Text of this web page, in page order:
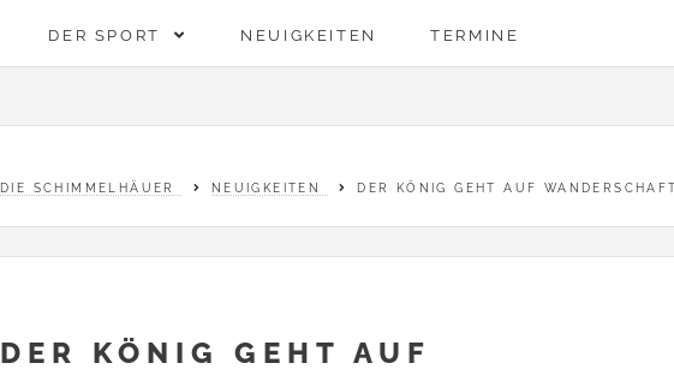
DER SPORT NEUIGKEITEN TERMINE
DIE SCHIMMELHÄUER NEUIGKEITEN DER KÖNIG GEHT AUF WANDERSCHAFT
DER KÖNIG GEHT AUF